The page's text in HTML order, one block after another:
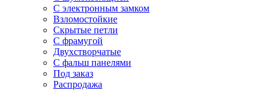
С электронным замком
Взломостойкие
Скрытые петли
С фрамугой
Двухстворчатые
С фальш панелями
Под заказ
Распродажа